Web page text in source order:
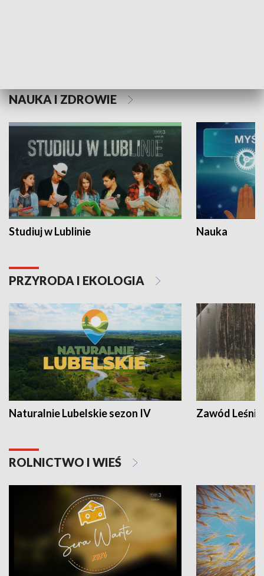
NAUKA I ZDROWIE
Studiuj w Lublinie Nauka
PRZYRODA I EKOLOGIA
Naturalnie Lubelskie sezon IV Zawód Leśnik
ROLNICTWO I WIEŚ